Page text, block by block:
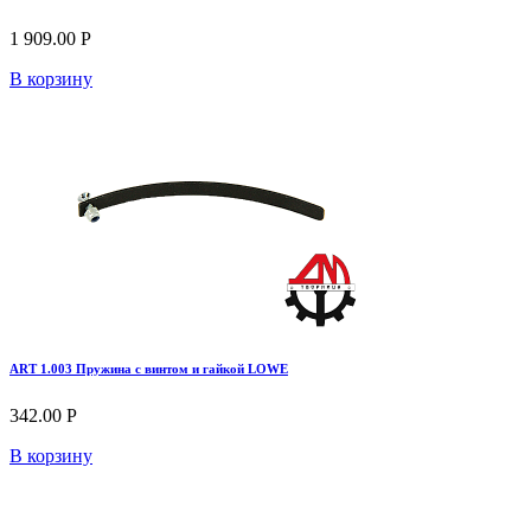
1 909.00 Р
В корзину
ART 1.003 Пружина с винтом и гайкой LOWE
342.00 Р
В корзину